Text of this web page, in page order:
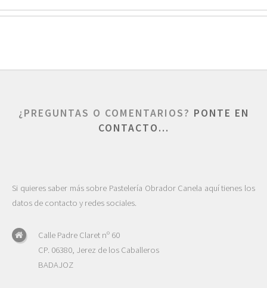
¿PREGUNTAS O COMENTARIOS? PONTE EN
CONTACTO...
Si quieres saber más sobre Pastelería Obrador Canela aquí tienes los
datos de contacto y redes sociales.
Calle Padre Claret nº 60
CP. 06380, Jerez de los Caballeros
BADAJOZ